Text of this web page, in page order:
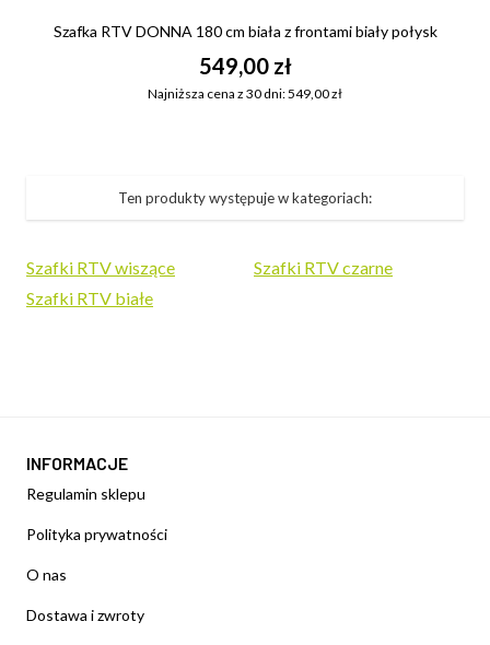
Szafka RTV DONNA 180 cm biała z frontami biały połysk
549,00 zł
Najniższa cena z 30 dni: 549,00 zł
Ten produkty występuje w kategoriach:
Szafki RTV wiszące
Szafki RTV czarne
Szafki RTV białe
INFORMACJE
Regulamin sklepu
Polityka prywatności
O nas
Dostawa i zwroty